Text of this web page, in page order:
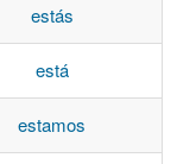
estás
está
estamos